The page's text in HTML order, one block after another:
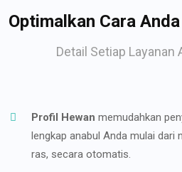
Optimalkan Cara
Detail Setiap Layanan
Profil Hewan memudahkan
lengkap anabul Anda mulai dari
ras, secara otomatis.